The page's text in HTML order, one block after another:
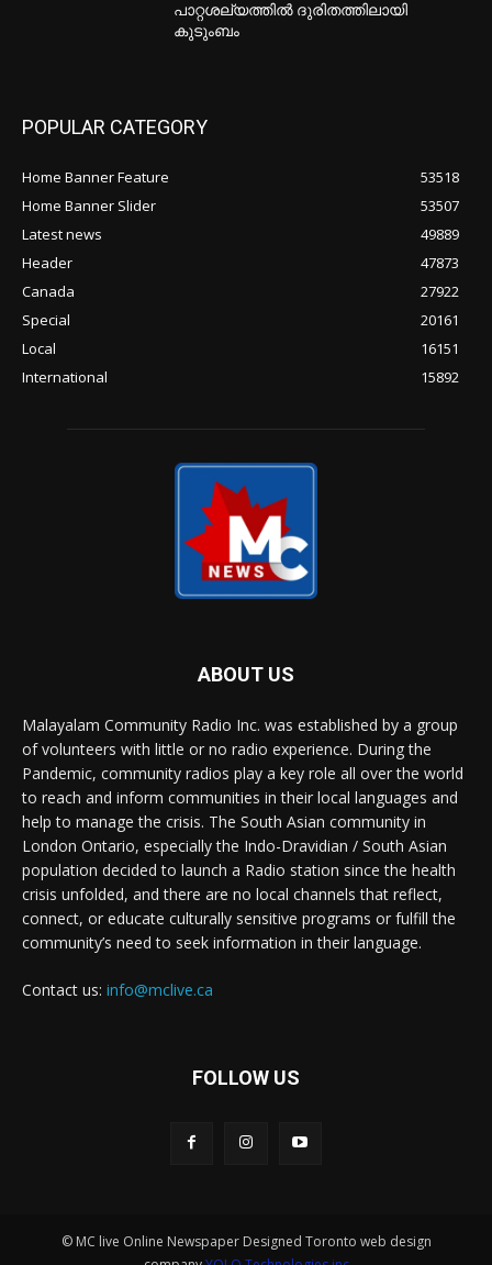
പാറ്റശല്യത്തിൽ ദുരിതത്തിലായി
കുടുംബം
POPULAR CATEGORY
Home Banner Feature
53518
Home Banner Slider
53507
Latest news
49889
Header
47873
Canada
27922
Special
20161
Local
16151
International
15892
ABOUT US
Malayalam Community Radio Inc. was established by a group
of volunteers with little or no radio experience. During the
Pandemic, community radios play a key role all over the world
to reach and inform communities in their local languages and
help to manage the crisis. The South Asian community in
London Ontario, especially the Indo-Dravidian / South Asian
population decided to launch a Radio station since the health
crisis unfolded, and there are no local channels that reflect,
connect, or educate culturally sensitive programs or fulfill the
community’s need to seek information in their language.
Contact us: info@mclive.ca
FOLLOW US
© MC live Online Newspaper Designed Toronto web design